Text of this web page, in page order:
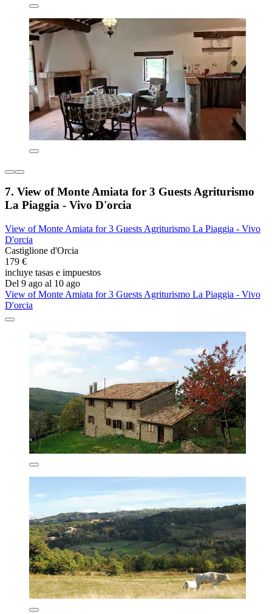
7. View of Monte Amiata for 3 Guests Agriturismo
La Piaggia - Vivo D'orcia
View of Monte Amiata for 3 Guests Agriturismo La Piaggia - Vivo
D'orcia
Castiglione d'Orcia
179 €
incluye tasas e impuestos
Del 9 ago al 10 ago
View of Monte Amiata for 3 Guests Agriturismo La Piaggia - Vivo
D'orcia